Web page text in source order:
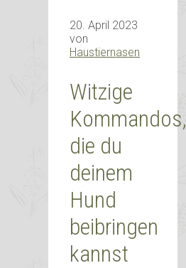
20. April 2023
von
Haustiernasen
Witzige
Kommandos,
die du
deinem
Hund
beibringen
kannst